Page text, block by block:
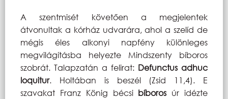
A szentmisét követően a megjelentek
átvonultak a kórház udvarára, ahol a szelíd de
mégis éles alkonyi napfény különleges
megvilágításba helyezte Mindszenty bíboros
szobrát. Talapzatán a felirat: Defunctus adhuc
loquitur. Holtában is beszél (Zsid 11,4). E
szavakat Franz König bécsi bíboros úr idézte